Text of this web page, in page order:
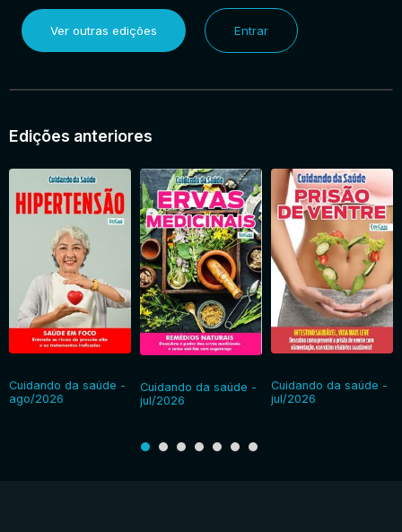
Ver outras edições Entrar
Edições anteriores
Cuidando da saúde -
ago/2026
Cuidando da saúde -
jul/2026
Cuidando da saúde -
jul/2026